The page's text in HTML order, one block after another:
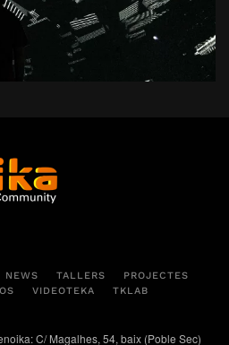
NEWS TALLERS
PROJECTES
VIDEOTEKA
TKLAB
C/ Magalhes, 54, baix (Poble Sec)